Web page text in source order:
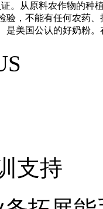
。从原料农作物的种
验，不能有任何农药
是美国公认的好奶粉
支持